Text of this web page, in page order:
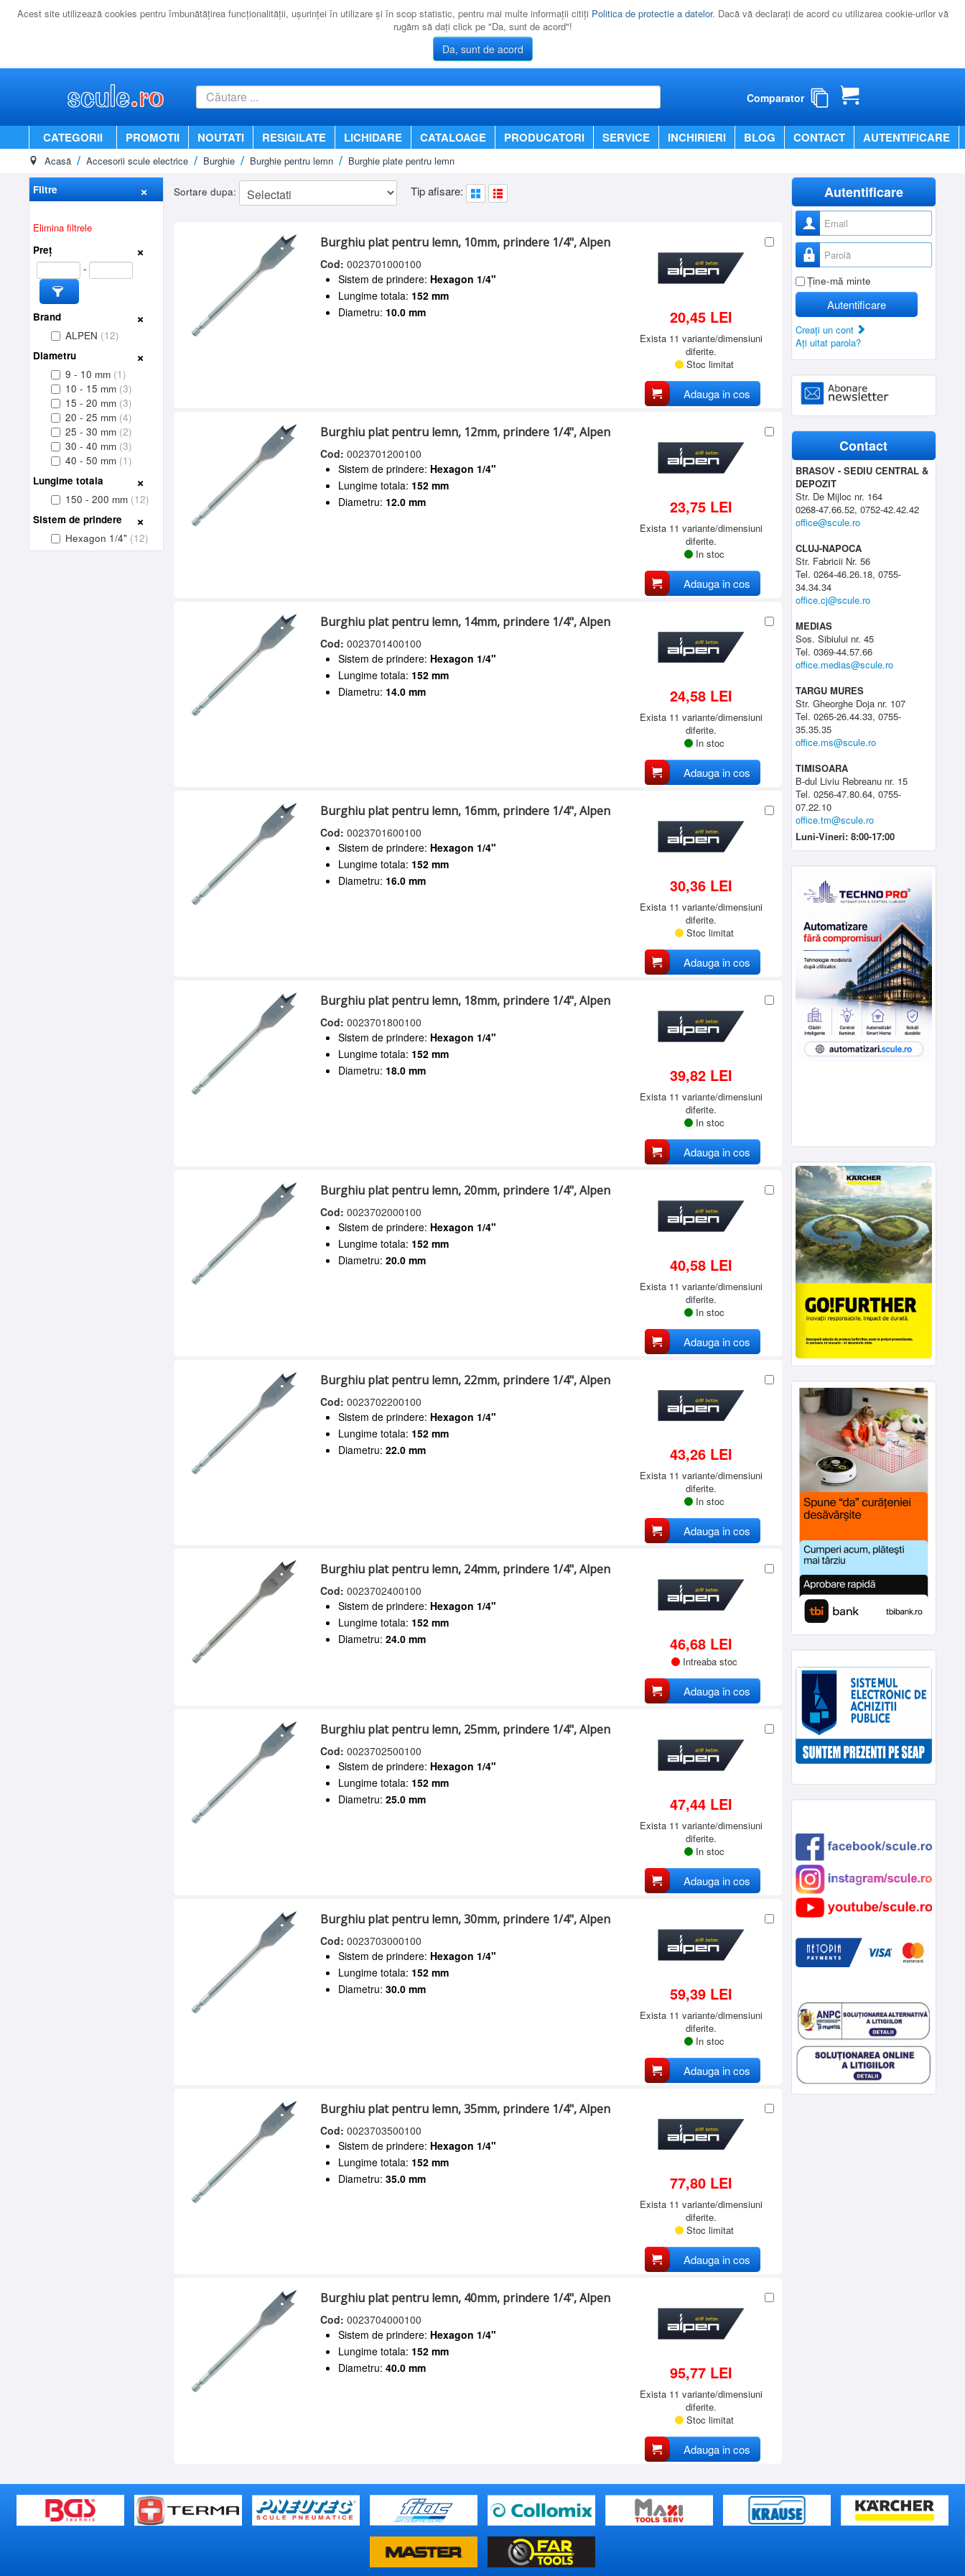
Acest site utilizează cookies pentru îmbunătăţirea funcţionalităţii, uşurinţei în utilizare şi în scop statistic, pentru mai multe informaţii citiţi Politica de protectie a datelor. Dacă vă declaraţi de acord cu utilizarea cookie-urilor vă
rugăm să daţi click pe "Da, sunt de acord"!
Da, sunt de acord
Comparator
CATEGORII PROMOTII NOUTATI RESIGILATE LICHIDARE CATALOAGE PRODUCATORI SERVICE INCHIRIERI BLOG CONTACT AUTENTIFICARE
Acasă Accesorii scule electrice Burghie Burghie pentru lemn Burghie plate pentru lemn
Filtre
Elimina filtrele
Preț
-
Brand
ALPEN (12)
Diametru
9 - 10 mm (1)
10 - 15 mm (3)
15 - 20 mm (3)
20 - 25 mm (4)
25 - 30 mm (2)
30 - 40 mm (3)
40 - 50 mm (1)
Lungime totala
150 - 200 mm (12)
Sistem de prindere
Hexagon 1/4" (12)
Sortare dupa: Tip afisare:
Burghiu plat pentru lemn, 10mm, prindere 1/4", Alpen
Cod:0023701000100
Sistem de prindere: Hexagon 1/4"
Lungime totala: 152 mm
Diametru: 10.0 mm 20,45 LEI
Exista 11 variante/dimensiuni
diferite.
Stoc limitat
Adauga in cos
Burghiu plat pentru lemn, 12mm, prindere 1/4", Alpen
Cod:0023701200100
Sistem de prindere: Hexagon 1/4"
Lungime totala: 152 mm
Diametru: 12.0 mm 23,75 LEI
Exista 11 variante/dimensiuni
diferite.
In stoc
Adauga in cos
Burghiu plat pentru lemn, 14mm, prindere 1/4", Alpen
Cod:0023701400100
Sistem de prindere: Hexagon 1/4"
Lungime totala: 152 mm
Diametru: 14.0 mm 24,58 LEI
Exista 11 variante/dimensiuni
diferite.
In stoc
Adauga in cos
Burghiu plat pentru lemn, 16mm, prindere 1/4", Alpen
Cod:0023701600100
Sistem de prindere: Hexagon 1/4"
Lungime totala: 152 mm
Diametru: 16.0 mm 30,36 LEI
Exista 11 variante/dimensiuni
diferite.
Stoc limitat
Adauga in cos
Burghiu plat pentru lemn, 18mm, prindere 1/4", Alpen
Cod:0023701800100
Sistem de prindere: Hexagon 1/4"
Lungime totala: 152 mm
Diametru: 18.0 mm 39,82 LEI
Exista 11 variante/dimensiuni
diferite.
In stoc
Adauga in cos
Burghiu plat pentru lemn, 20mm, prindere 1/4", Alpen
Cod:0023702000100
Sistem de prindere: Hexagon 1/4"
Lungime totala: 152 mm
Diametru:20.0 mm 40,58 LEI
Exista 11 variante/dimensiuni
diferite.
In stoc
Adauga in cos
Burghiu plat pentru lemn, 22mm, prindere 1/4", Alpen
Cod:0023702200100
Sistem de prindere: Hexagon 1/4"
Lungime totala: 152 mm
Diametru:22.0 mm 43,26 LEI
Exista 11 variante/dimensiuni
diferite.
In stoc
Adauga in cos
Burghiu plat pentru lemn, 24mm, prindere 1/4", Alpen
Cod:0023702400100
Sistem de prindere: Hexagon 1/4"
Lungime totala: 152 mm
Diametru:24.0 mm 46,68 LEI
Intreaba stoc
Adauga in cos
Burghiu plat pentru lemn, 25mm, prindere 1/4", Alpen
Cod:0023702500100
Sistem de prindere: Hexagon 1/4"
Lungime totala: 152 mm
Diametru:25.0 mm 47,44 LEI
Exista 11 variante/dimensiuni
diferite.
In stoc
Adauga in cos
Burghiu plat pentru lemn, 30mm, prindere 1/4", Alpen
Cod:0023703000100
Sistem de prindere: Hexagon 1/4"
Lungime totala: 152 mm
Diametru:30.0 mm 59,39 LEI
Exista 11 variante/dimensiuni
diferite.
In stoc
Adauga in cos
Burghiu plat pentru lemn, 35mm, prindere 1/4", Alpen
Cod:0023703500100
Sistem de prindere: Hexagon 1/4"
Lungime totala: 152 mm
Diametru:35.0 mm 77,80 LEI
Exista 11 variante/dimensiuni
diferite.
Stoc limitat
Adauga in cos
Burghiu plat pentru lemn, 40mm, prindere 1/4", Alpen
Cod:0023704000100
Sistem de prindere: Hexagon 1/4"
Lungime totala: 152 mm
Diametru:40.0 mm 95,77 LEI
Exista 11 variante/dimensiuni
diferite.
Stoc limitat
Adauga in cos
Autentificare
Nume utilizator
Parolă
Ţine-mă minte
Autentificare
Creaţi un cont
Aţi uitat parola?
Contact
BRASOV - SEDIU CENTRAL &
DEPOZIT
Str. De Mijloc nr. 164
0268-47.66.52, 0752-42.42.42
office@scule.ro
CLUJ-NAPOCA
Str. Fabricii Nr. 56
Tel. 0264-46.26.18, 0755-
34.34.34
office.cj@scule.ro
MEDIAS
Sos. Sibiului nr. 45
Tel. 0369-44.57.66
office.medias@scule.ro
TARGU MURES
Str. Gheorghe Doja nr. 107
Tel. 0265-26.44.33, 0755-
35.35.35
office.ms@scule.ro
TIMISOARA
B-dul Liviu Rebreanu nr. 15
Tel. 0256-47.80.64, 0755-
07.22.10
office.tm@scule.ro
Luni-Vineri: 8:00-17:00